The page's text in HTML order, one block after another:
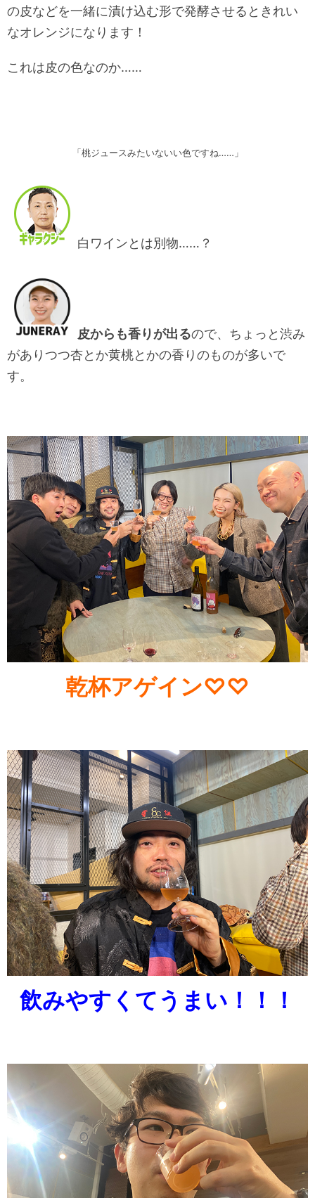
の皮などを一緒に漬け込む形で発酵させるときれい
なオレンジになります！
これは皮の色なのか……
「桃ジュースみたいないい色ですね……」
白ワインとは別物……？
皮からも香りが出るので、ちょっと渋み
がありつつ杏とか黄桃とかの香りのものが多いで
す。
乾杯アゲイン♡♡
飲みやすくてうまい！！！